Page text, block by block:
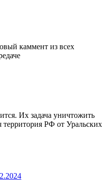
каммент из всех
Их задача уничтожить
РФ от Уральских